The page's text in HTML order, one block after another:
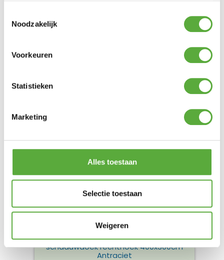
Noodzakelijk
Voorkeuren
Statistieken
Marketing
Alles toestaan
Selectie toestaan
Weigeren
360X360CM ZAND
€